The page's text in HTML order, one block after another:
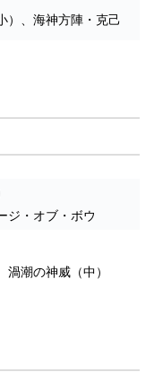
）、海神方陣・克己
ジ・オブ・ボウ
潮の神威（中）